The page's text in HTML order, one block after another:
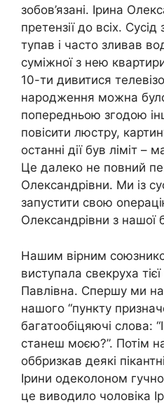
зобов’язані. Ірина
претензії до всіх.
тупав і часто зливав
суміжної з нею
10-ти дивитися
народження можна
попередньою згодою
повісити люстру,
останні дії був ліміт –
Це далеко не повний
Олександрівни. Ми із
запустити свою
Олександрівни з нашої
Нашим вірним
виступала свекруха
Павлівна. Спершу ми
нашого “пункту
багатообіцяючі слова:
станеш моєю?”. Потім
оббризкав деякі
Ірини одеколоном
це виводило чоловіка